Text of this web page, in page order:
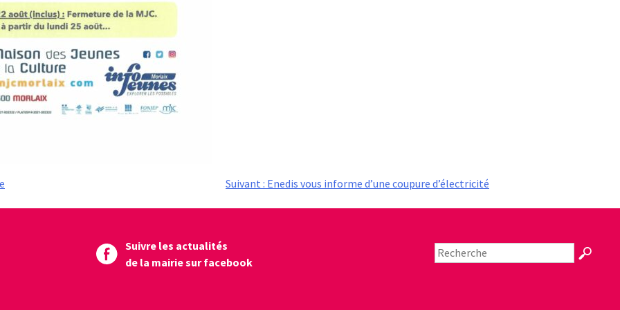
Suivant : Enedis vous informe d’une coupure d’électricité
Suivre les actualités
de la mairie sur facebook